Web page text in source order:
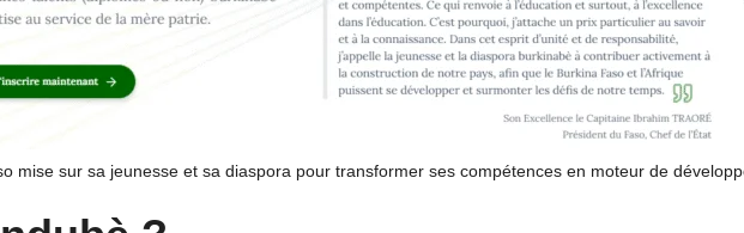
mise sur sa jeunesse et sa diaspora pour transformer ses compétences en moteur de